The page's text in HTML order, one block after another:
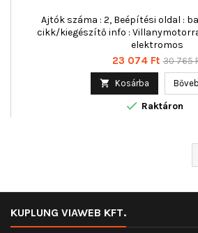
Ajtók száma : 2, Beépítési oldal :
cikk/kiegészítő info :
elektromos
Ár
23 074 Ft Normál
30 765
 Kosárba
 Raktáron
KUPLUNG VIAWEB KFT.